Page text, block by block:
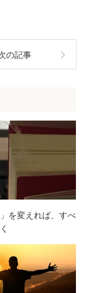
の記事
」を変えれば、すべ